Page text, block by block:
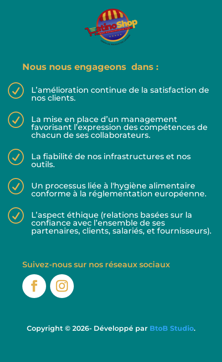
Nous nous engageons dans :
R
L’amélioration continue de la satisfaction de
nos clients.
R
La mise en place d’un management
favorisant l’expression des compétences de
chacun de ses collaborateurs.
R
La fiabilité de nos infrastructures et nos
outils.
R
Un processus liée à l'hygiène alimentaire
conforme à la réglementation européenne.
R
L’aspect éthique (relations basées sur la
confiance avec l’ensemble de ses
partenaires, clients, salariés, et fournisseurs).
Suivez-nous sur nos réseaux sociaux
Copyright © 2026- Développé par BtoB Studio.